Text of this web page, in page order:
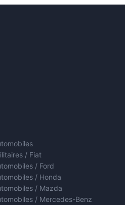
/ Fiat
/ Ford
/ Honda
/ Mazda
/ Mercedes-Benz